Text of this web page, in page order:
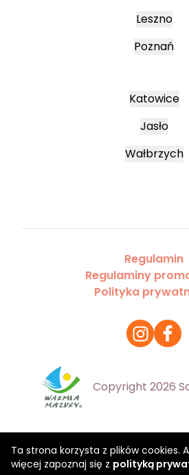
Ta strona korzysta z plików cookies.
więcej zapoznaj się z polityką
Leszno
Poznań
Katowice
Jasło
Wałbrzych
Regulamin
Regulaminy
Polityka
Copyright 2026